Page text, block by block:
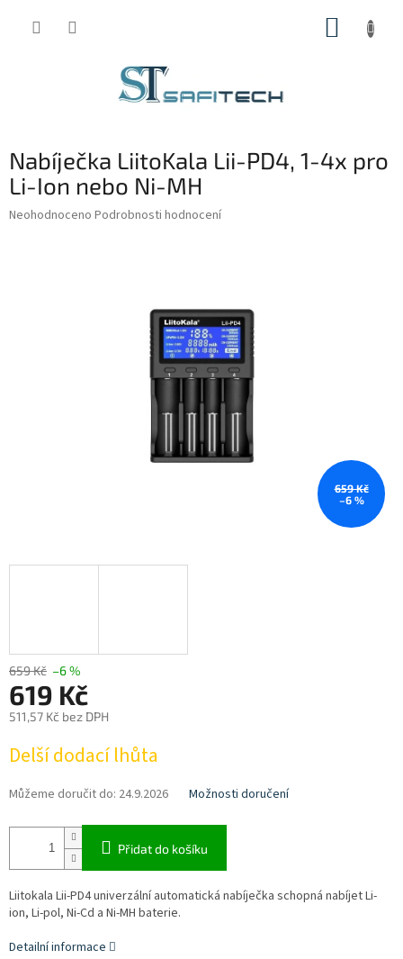
Nabíječka LiitoKala Lii-PD4, 1-4x pro
Li-Ion nebo Ni-MH
Průměrné
Neohodnoceno Podrobnosti hodnocení
659 Kč
–6 %
659 Kč –6 %
619 Kč
511,57 Kč bez DPH
cena:
Delší dodací lhůta
Můžeme doručit do: 24.9.2026 Možnosti doručení
Přidat do košíku
Liitokala Lii-PD4 univerzální automatická nabíječka schopná nabíjet Li-
ion, Li-pol, Ni-Cd a Ni-MH baterie.
Detailní informace